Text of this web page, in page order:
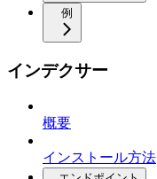
例
インデクサー
概要
インストール方法